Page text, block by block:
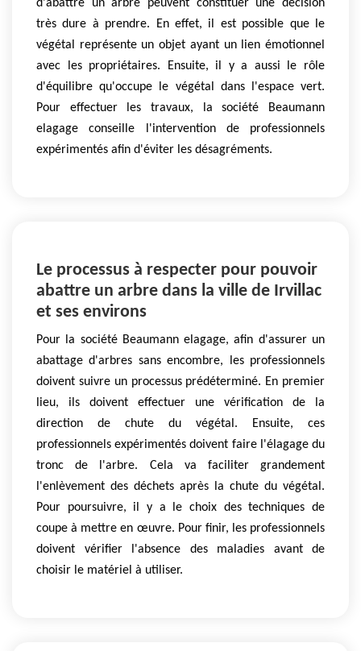
d'abattre un arbre peuvent constituer une décision
très dure à prendre. En effet, il est possible que le
végétal représente un objet ayant un lien émotionnel
avec les propriétaires. Ensuite, il y a aussi le rôle
d'équilibre qu'occupe le végétal dans l'espace vert.
Pour effectuer les travaux, la société Beaumann
elagage conseille l'intervention de professionnels
expérimentés afin d'éviter les désagréments.
Le processus à respecter pour pouvoir
abattre un arbre dans la ville de Irvillac
et ses environs
Pour la société Beaumann elagage, afin d'assurer un
abattage d'arbres sans encombre, les professionnels
doivent suivre un processus prédéterminé. En premier
lieu, ils doivent effectuer une vérification de la
direction de chute du végétal. Ensuite, ces
professionnels expérimentés doivent faire l'élagage du
tronc de l'arbre. Cela va faciliter grandement
l'enlèvement des déchets après la chute du végétal.
Pour poursuivre, il y a le choix des techniques de
coupe à mettre en œuvre. Pour finir, les professionnels
doivent vérifier l'absence des maladies avant de
choisir le matériel à utiliser.